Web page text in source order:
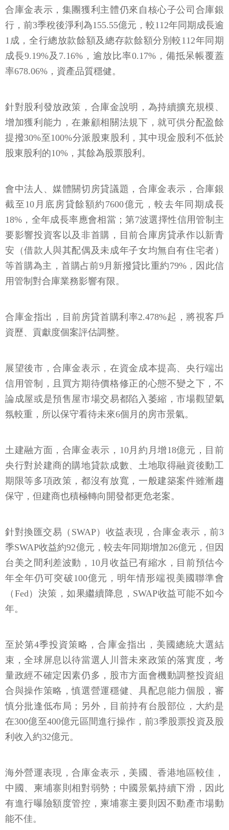
合庫金表示，集團獲利主體仍來自核心子公司合庫銀
行，前3季稅後淨利為155.55億元，較112年同期成長逾
1成，全行總放款餘額及總存款餘額分別較112年同期
成長9.19%及7.16%，逾放比率0.17%，備抵呆帳覆蓋
率678.06%，資產品質穩健。
針對股利發放政策，合庫金說明，為持續擴充規模、
增加獲利能力，在兼顧相關法規下，就可供分配盈餘
提撥30%至100%分派股東股利，其中現金股利不低於
股東股利的10%，其餘為股票股利。
會中法人、媒體關切房貸議題，合庫金表示，合庫銀
截至10月底房貸餘額約7600億元，較去年同期成長
18%，全年成長率應會相當；第7波選擇性信用管制主
要影響投資客以及非首購，目前合庫房貸承作以新青
安（借款人與其配偶及未成年子女均無自有住宅者）
等首購為主，首購占前9月新撥貸比重約79%，因此信
用管制對合庫業務影響有限。
合庫金指出，目前房貸首購利率2.478%起，將視客戶
資歷、貢獻度個案評估調整。
展望後市，合庫金表示，在資金成本提高、央行端出
信用管制，且買方期待價格修正的心態不變之下，不
論成屋或是預售屋市場交易都陷入萎縮，市場觀望氣
氛較重，所以保守看待未來6個月的房市景氣。
土建融方面，合庫金表示，10月約月增18億元，目前
央行對於建商的購地貸款成數、土地取得融資後動工
期限等多項政策，都沒有放寬，一般建築案件雖漸趨
保守，但建商也積極轉向開發都更危老案。
針對換匯交易（SWAP）收益表現，合庫金表示，前3
季SWAP收益約92億元，較去年同期增加26億元，但因
台美之間利差波動，10月收益已有縮水，目前預估今
年全年仍可突破100億元，明年情形端視美國聯準會
（Fed）決策，如果繼續降息，SWAP收益可能不如今
年。
至於第4季投資策略，合庫金指出，美國總統大選結
束，全球屏息以待當選人川普未來政策的落實度，考
量政經不確定因素仍多，股市方面會機動調整投資組
合與操作策略，慎選營運穩健、具配息能力個股，審
慎分批逢低布局；另外，目前持有台股部位，大約是
在300億至400億元區間進行操作，前3季股票投資及股
利收入約32億元。
海外營運表現，合庫金表示，美國、香港地區較佳，
中國、柬埔寨則相對弱勢；中國景氣持續下滑，因此
有進行曝險額度管控，柬埔寨主要則因不動產市場動
能不佳。